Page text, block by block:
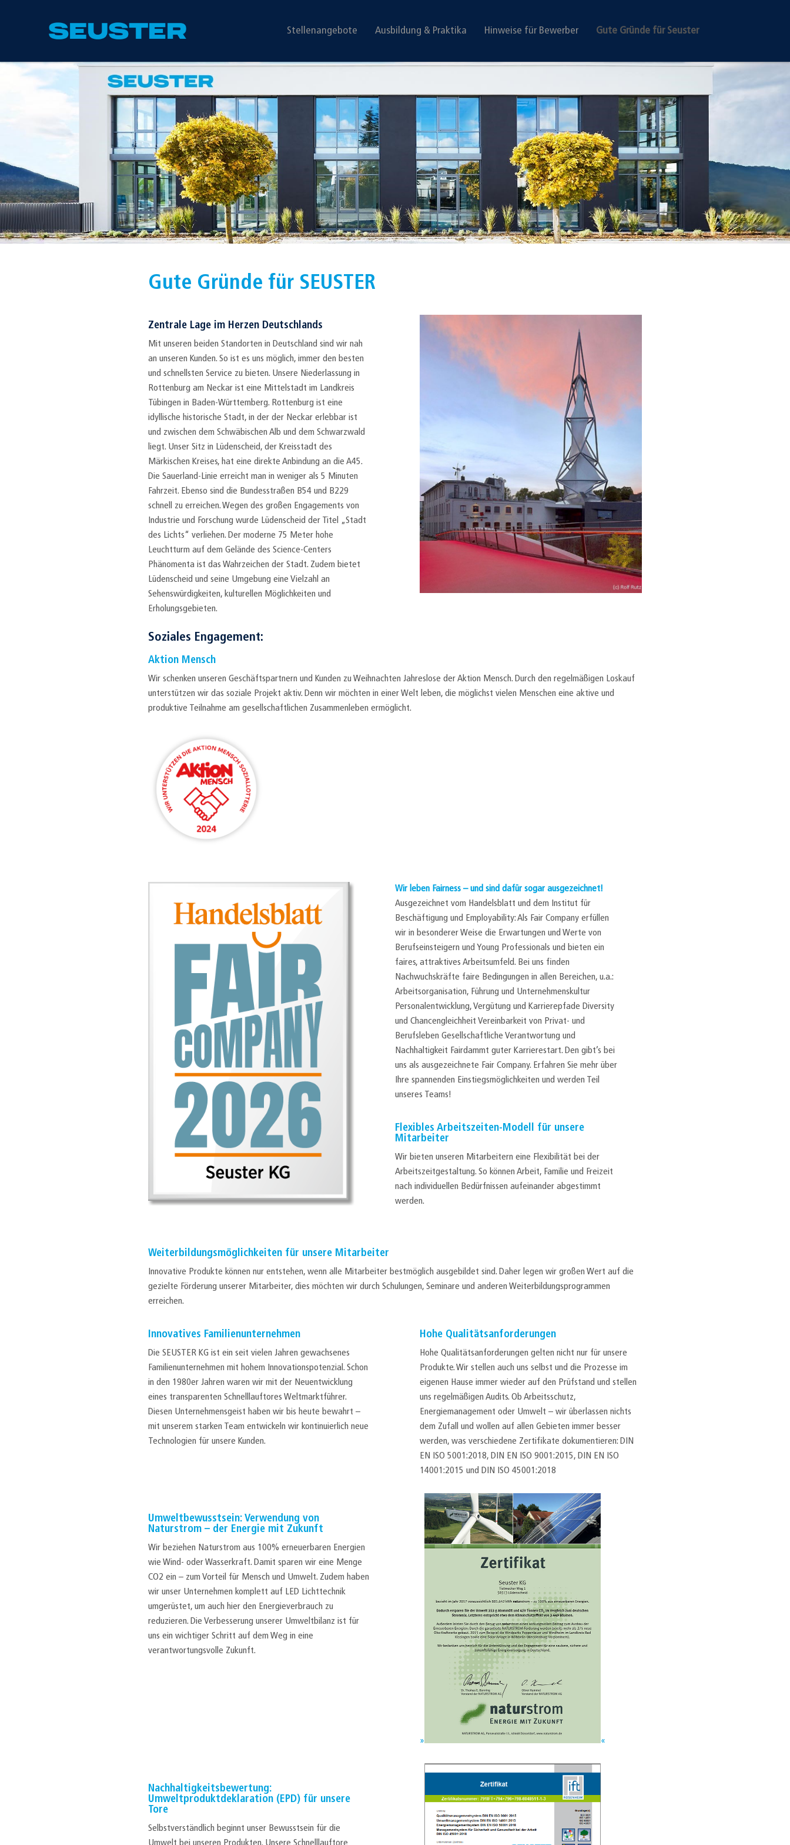
Stellenangebote Ausbildung & Praktika Hinweise für Bewerber Gute Gründe für Seuster
Gute Gründe für SEUSTER
Zentrale Lage im Herzen Deutschlands
Mit unseren beiden Standorten in Deutschland sind wir nah
an unseren Kunden. So ist es uns möglich, immer den besten
und schnellsten Service zu bieten. Unsere Niederlassung in
Rottenburg am Neckar ist eine Mittelstadt im Landkreis
Tübingen in Baden-Württemberg. Rottenburg ist eine
idyllische historische Stadt, in der der Neckar erlebbar ist
und zwischen dem Schwäbischen Alb und dem Schwarzwald
liegt. Unser Sitz in Lüdenscheid, der Kreisstadt des
Märkischen Kreises, hat eine direkte Anbindung an die A45.
Die Sauerland-Linie erreicht man in weniger als 5 Minuten
Fahrzeit. Ebenso sind die Bundesstraßen B54 und B229
schnell zu erreichen. Wegen des großen Engagements von
Industrie und Forschung wurde Lüdenscheid der Titel „Stadt
des Lichts“ verliehen. Der moderne 75 Meter hohe
Leuchtturm auf dem Gelände des Science-Centers
Phänomenta ist das Wahrzeichen der Stadt. Zudem bietet
Lüdenscheid und seine Umgebung eine Vielzahl an
Sehenswürdigkeiten, kulturellen Möglichkeiten und
Erholungsgebieten.
Soziales Engagement:
Aktion Mensch
Wir schenken unseren Geschäftspartnern und Kunden zu Weihnachten Jahreslose der Aktion Mensch. Durch den regelmäßigen Loskauf
unterstützen wir das soziale Projekt aktiv. Denn wir möchten in einer Welt leben, die möglichst vielen Menschen eine aktive und
produktive Teilnahme am gesellschaftlichen Zusammenleben ermöglicht.
Wir leben Fairness – und sind dafür sogar ausgezeichnet!
Ausgezeichnet vom Handelsblatt und dem Institut für
Beschäftigung und Employability: Als Fair Company erfüllen
wir in besonderer Weise die Erwartungen und Werte von
Berufseinsteigern und Young Professionals und bieten ein
faires, attraktives Arbeitsumfeld. Bei uns finden
Nachwuchskräfte faire Bedingungen in allen Bereichen, u.a.:
Arbeitsorganisation, Führung und Unternehmenskultur
Personalentwicklung, Vergütung und Karrierepfade Diversity
und Chancengleichheit Vereinbarkeit von Privat- und
Berufsleben Gesellschaftliche Verantwortung und
Nachhaltigkeit Fairdammt guter Karrierestart. Den gibt’s bei
uns als ausgezeichnete Fair Company. Erfahren Sie mehr über
Ihre spannenden Einstiegsmöglichkeiten und werden Teil
unseres Teams!
Flexibles Arbeitszeiten-Modell für unsere
Mitarbeiter
Wir bieten unseren Mitarbeitern eine Flexibilität bei der
Arbeitszeitgestaltung. So können Arbeit, Familie und Freizeit
nach individuellen Bedürfnissen aufeinander abgestimmt
werden.
Weiterbildungsmöglichkeiten für unsere Mitarbeiter
Innovative Produkte können nur entstehen, wenn alle Mitarbeiter bestmöglich ausgebildet sind. Daher legen wir großen Wert auf die
gezielte Förderung unserer Mitarbeiter, dies möchten wir durch Schulungen, Seminare und anderen Weiterbildungsprogrammen
erreichen.
Innovatives Familienunternehmen
Die SEUSTER KG ist ein seit vielen Jahren gewachsenes
Familienunternehmen mit hohem Innovationspotenzial. Schon
in den 1980er Jahren waren wir mit der Neuentwicklung
eines transparenten Schnelllauftores Weltmarktführer.
Diesen Unternehmensgeist haben wir bis heute bewahrt –
mit unserem starken Team entwickeln wir kontinuierlich neue
Technologien für unsere Kunden.
Hohe Qualitätsanforderungen
Hohe Qualitätsanforderungen gelten nicht nur für unsere
Produkte. Wir stellen auch uns selbst und die Prozesse im
eigenen Hause immer wieder auf den Prüfstand und stellen
uns regelmäßigen Audits. Ob Arbeitsschutz,
Energiemanagement oder Umwelt – wir überlassen nichts
dem Zufall und wollen auf allen Gebieten immer besser
werden, was verschiedene Zertifikate dokumentieren: DIN
EN ISO 5001:2018, DIN EN ISO 9001:2015, DIN EN ISO
14001:2015 und DIN ISO 45001:2018
Umweltbewusstsein: Verwendung von
Naturstrom – der Energie mit Zukunft
Wir beziehen Naturstrom aus 100% erneuerbaren Energien
wie Wind- oder Wasserkraft. Damit sparen wir eine Menge
CO2 ein – zum Vorteil für Mensch und Umwelt. Zudem haben
wir unser Unternehmen komplett auf LED Lichttechnik
umgerüstet, um auch hier den Energieverbrauch zu
reduzieren. Die Verbesserung unserer Umweltbilanz ist für
uns ein wichtiger Schritt auf dem Weg in eine
verantwortungsvolle Zukunft.
Nachhaltigkeitsbewertung:
Umweltproduktdeklaration (EPD) für unsere
Tore
Selbstverständlich beginnt unser Bewusstsein für die
Umwelt bei unseren Produkten. Unsere Schnelllauftore